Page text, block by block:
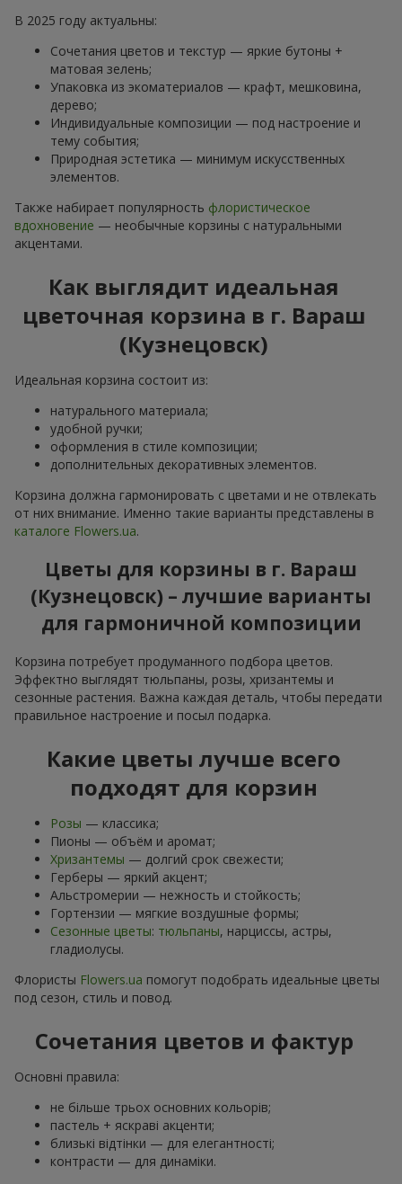
В 2025 году актуальны:
Сочетания цветов и текстур — яркие бутоны +
матовая зелень;
Упаковка из экоматериалов — крафт, мешковина,
дерево;
Индивидуальные композиции — под настроение и
тему события;
Природная эстетика — минимум искусственных
элементов.
Также набирает популярность флористическое
вдохновение — необычные корзины с натуральными
акцентами.
Как выглядит идеальная
цветочная корзина в г. Вараш
(Кузнецовск)
Идеальная корзина состоит из:
натурального материала;
удобной ручки;
оформления в стиле композиции;
дополнительных декоративных элементов.
Корзина должна гармонировать с цветами и не отвлекать
от них внимание. Именно такие варианты представлены в
каталоге Flowers.ua.
Цветы для корзины в г. Вараш
(Кузнецовск) – лучшие варианты
для гармоничной композиции
Корзина потребует продуманного подбора цветов.
Эффектно выглядят тюльпаны, розы, хризантемы и
сезонные растения. Важна каждая деталь, чтобы передати
правильное настроение и посыл подарка.
Какие цветы лучше всего
подходят для корзин
Розы — классика;
Пионы — объём и аромат;
Хризантемы — долгий срок свежести;
Герберы — яркий акцент;
Альстромерии — нежность и стойкость;
Гортензии — мягкие воздушные формы;
Сезонные цветы: тюльпаны, нарциссы, астры,
гладиолусы.
Флористы Flowers.ua помогут подобрать идеальные цветы
под сезон, стиль и повод.
Сочетания цветов и фактур
Основні правила:
не більше трьох основних кольорів;
пастель + яскраві акценти;
близькі відтінки — для елегантності;
контрасти — для динаміки.